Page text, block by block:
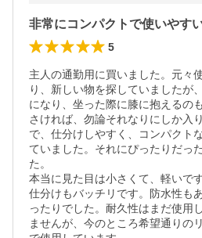
非常にコンパクトで使いやす
5
主人の通勤用に買いました。元々
り、新しい物を探していましたが
になり、坐った際に膝に抱えるの
さければ、勿論それなりにしか入
で、仕分けしやすく、コンパクト
ていました。それにぴったりだっ
た。
本当に見た目は小さくて、軽いで
仕分けもバッチリです。防水性も
ったりでした。耐久性はまだ使用
ませんが、今のところ希望通りの